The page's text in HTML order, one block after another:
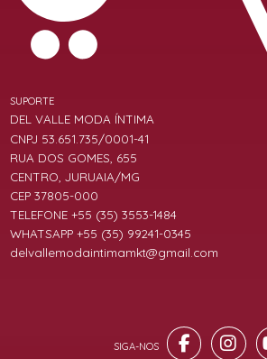
SUPORTE
DEL VALLE MODA ÍNTIMA
CNPJ 53.651.735/0001-41
RUA DOS GOMES, 655
CENTRO, JURUAIA/MG
CEP 37805-000
TELEFONE +55 (35) 3553-1484
WHATSAPP +55 (35) 99241-0345
delvallemodaintimamkt@gmail.com